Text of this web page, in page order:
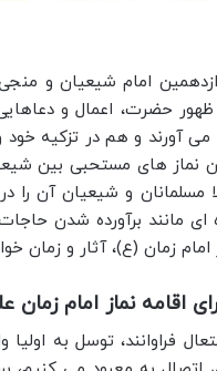
امام شیعیان و
ظهور حضرت، اعمال و
آورند و هم در تزکیه خود
نماز های مستحبی بین
مسلمانان و شیعیان آن را
ای مانند برآورده شدن
زمان (ع)، آثار و زمان
اقامه نماز امام زمان
فراوانند، توسل به